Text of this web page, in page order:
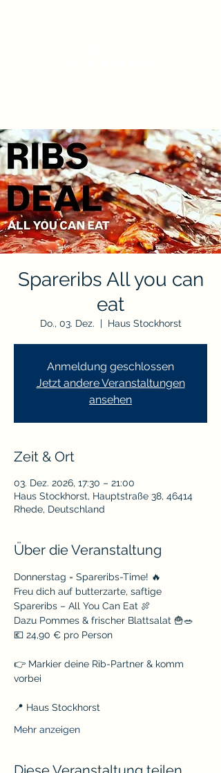
Spareribs All you can
eat
Do., 03. Dez.
  |
Haus Stockhorst
Anmeldung geschlossen
Jetzt andere Veranstaltungen
ansehen
Zeit & Ort
03. Dez. 2026, 17:30 – 21:00
Haus Stockhorst, Hauptstraße 38, 46414
Rhede, Deutschland
Über die Veranstaltung
Donnerstag = Spareribs-Time! 🔥
Freu dich auf butterzarte, saftige
Spareribs – All You Can Eat 🍖
Dazu Pommes & frischer Blattsalat 🍟🥗
💶 24,90 € pro Person
👉 Markier deine Rib-Partner & komm
vorbei
📍 Haus Stockhorst
Mehr anzeigen